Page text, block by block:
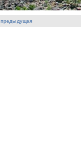
предыдущая